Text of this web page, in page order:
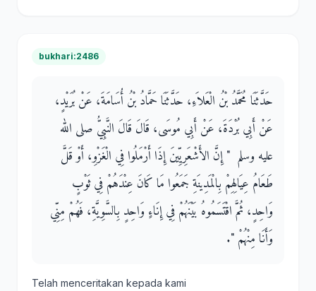
bukhari:2486
حَدَّثَنَا مُحَمَّدُ بْنُ الْعَلاَءِ، حَدَّثَنَا حَمَّادُ بْنُ أُسَامَةَ، عَنْ بُرَيْدٍ،
عَنْ أَبِي بُرْدَةَ، عَنْ أَبِي مُوسَى، قَالَ قَالَ النَّبِيُّ صلى الله
عليه وسلم ‏ "‏ إِنَّ الأَشْعَرِيِّينَ إِذَا أَرْمَلُوا فِي الْغَزْوِ، أَوْ قَلَّ
طَعَامُ عِيَالِهِمْ بِالْمَدِينَةِ جَمَعُوا مَا كَانَ عِنْدَهُمْ فِي ثَوْبٍ
وَاحِدٍ، ثُمَّ اقْتَسَمُوهُ بَيْنَهُمْ فِي إِنَاءٍ وَاحِدٍ بِالسَّوِيَّةِ، فَهُمْ مِنِّي
وَأَنَا مِنْهُمْ ‏"‏‏.‏
Telah menceritakan kepada kami